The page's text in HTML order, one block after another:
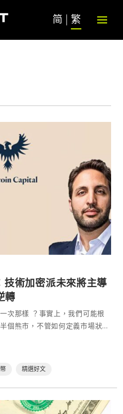
简 繁
術加密派未來將主導
轉
次那樣 ？事實上，我們可能根
個熊市，不管如何定義市場狀
密 。從 2011 年到 2017 年，
精選好文